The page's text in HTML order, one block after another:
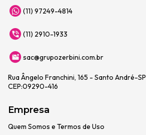
(11) 97249-4814
(11) 2910-1933
sac@grupozerbini.com.br
Rua Ângelo Franchini, 165 - Santo André-SP
CEP:09290-416
Empresa
Quem Somos e Termos de Uso